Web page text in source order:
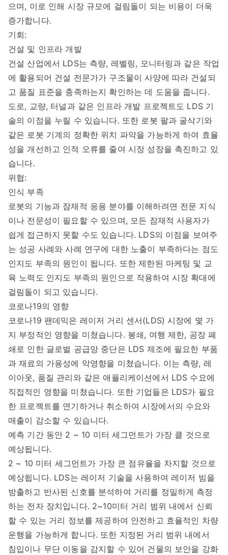
으며, 이로 인해 시장 규모에 걸림돌이 되는 비용이 더욱
증가합니다.
기회:
건설 및 인프라 개발
건설 산업에서 LDS는 측량, 레벨링, 모니터링과 같은 작업
에 활용되어 건설 전문가가 구조물이 사양에 따라 건설되
고 품질 표준을 충족하는지 확인하는 데 도움을 줍니다.
도로, 교량, 터널과 같은 인프라 개발 프로젝트도 LDS 기
술의 이점을 누릴 수 있습니다. 또한 로봇 팔과 굴삭기와
같은 로봇 기계의 정확한 위치 파악을 가능하게 하여 효율
성을 개선하고 인적 오류를 줄여 시장 성장을 촉진하고 있
습니다.
위협:
인식 부족
로봇의 기능과 잠재적 응용 분야를 이해하려면 전문 지식
이나 전문성이 필요할 수 있으며, 모든 잠재적 사용자가
쉽게 접근하지 못할 수도 있습니다. LDS의 이점을 보여주
는 성공 사례와 사례 연구에 대한 노출이 부족하다는 점도
인지도 부족의 원인이 됩니다. 또한 제한된 마케팅 및 교
육 노력도 인지도 부족의 원인으로 작용하여 시장 확대에
걸림돌이 되고 있습니다.
코로나19의 영향
코로나19 팬데믹은 레이저 거리 센서(LDS) 시장에 몇 가
지 부정적인 영향을 미쳤습니다. 봉쇄, 여행 제한, 공장 폐
쇄로 인한 글로벌 공급망 중단은 LDS 제조에 필요한 부품
과 재료의 가용성에 악영향을 미쳤습니다. 이는 측량, 레
이아웃, 품질 관리와 같은 애플리케이션에서 LDS 수요에
직접적인 영향을 미쳤습니다. 또한 기업들은 LDS가 필요
한 프로젝트를 연기하거나 취소하여 시장에서의 수요와
매출이 감소할 수 있습니다.
예측 기간 동안 2 ~ 10 미터 세그먼트가 가장 클 것으로
예상됩니다.
2 ~ 10 미터 세그먼트가 가장 큰 점유율을 차지할 것으로
예상됩니다. LDS는 레이저 기술을 사용하여 레이저 빔을
방출하고 반사된 신호를 분석하여 거리를 정밀하게 측정
하는 전자 장치입니다. 2~10미터 거리 범위 내에서 신뢰
할 수 있는 거리 정보를 제공하여 안전하고 효율적인 차량
운행을 가능하게 합니다. 또한 지정된 거리 범위 내에서
침입이나 무단 이동을 감지할 수 있어 건물의 보안을 강화